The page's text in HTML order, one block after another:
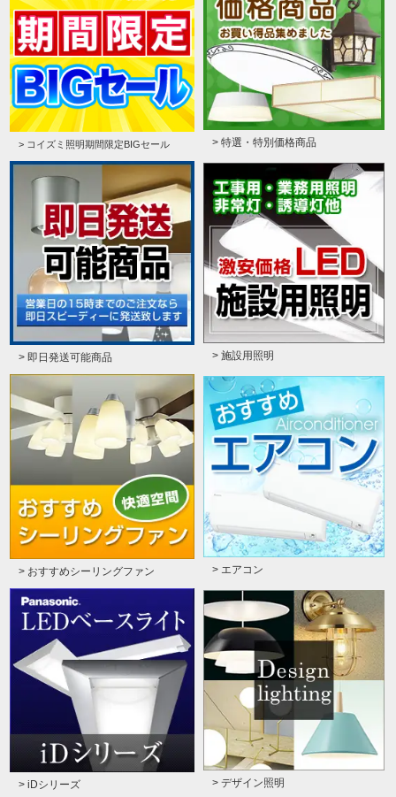
> コイズミ照明期間限定BIGセール > 特選・特別価格商品
> 即日発送可能商品 > 施設用照明
> おすすめシーリングファン > エアコン
> iDシリーズ > デザイン照明